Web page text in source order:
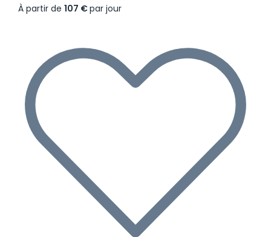
À partir de 107 €par jour